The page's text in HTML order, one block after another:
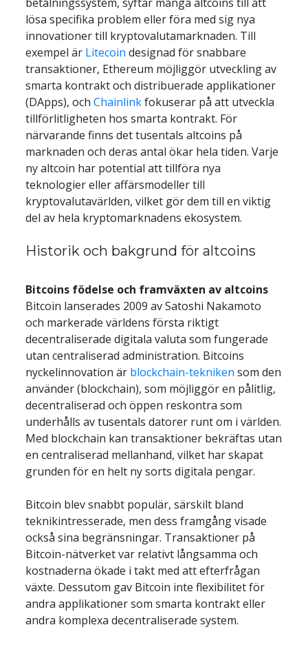
betalningssystem, syftar många altcoins till att
lösa specifika problem eller föra med sig nya
innovationer till kryptovalutamarknaden. Till
exempel är Litecoin designad för snabbare
transaktioner, Ethereum möjliggör utveckling av
smarta kontrakt och distribuerade applikationer
(DApps), och Chainlink fokuserar på att utveckla
tillförlitligheten hos smarta kontrakt. För
närvarande finns det tusentals altcoins på
marknaden och deras antal ökar hela tiden. Varje
ny altcoin har potential att tillföra nya
teknologier eller affärsmodeller till
kryptovalutavärlden, vilket gör dem till en viktig
del av hela kryptomarknadens ekosystem.
Historik och bakgrund för altcoins
Bitcoins födelse och framväxten av altcoins
Bitcoin lanserades 2009 av Satoshi Nakamoto
och markerade världens första riktigt
decentraliserade digitala valuta som fungerade
utan centraliserad administration. Bitcoins
nyckelinnovation är blockchain-tekniken som den
använder (blockchain), som möjliggör en pålitlig,
decentraliserad och öppen reskontra som
underhålls av tusentals datorer runt om i världen.
Med blockchain kan transaktioner bekräftas utan
en centraliserad mellanhand, vilket har skapat
grunden för en helt ny sorts digitala pengar.
Bitcoin blev snabbt populär, särskilt bland
teknikintresserade, men dess framgång visade
också sina begränsningar. Transaktioner på
Bitcoin-nätverket var relativt långsamma och
kostnaderna ökade i takt med att efterfrågan
växte. Dessutom gav Bitcoin inte flexibilitet för
andra applikationer som smarta kontrakt eller
andra komplexa decentraliserade system.